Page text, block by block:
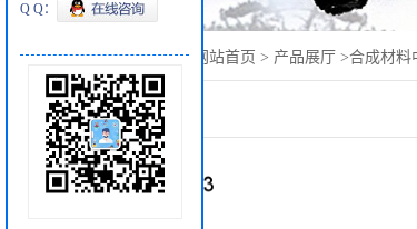
您当前的位置： 网站首页 > 产品展厅 >合成材料
Q Q：